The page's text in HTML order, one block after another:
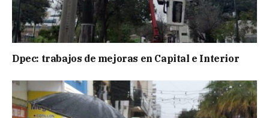
Dpec: trabajos de mejoras en Capital e Interior